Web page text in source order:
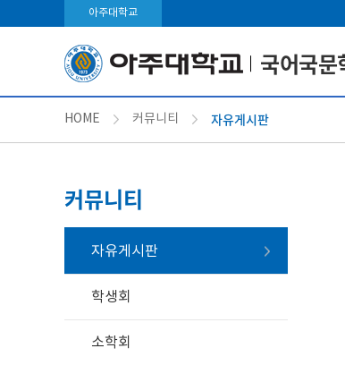
아주대학교
국어국문
HOME 커뮤니티 자유게시판
커뮤니티
자유게시판
학생회
소학회